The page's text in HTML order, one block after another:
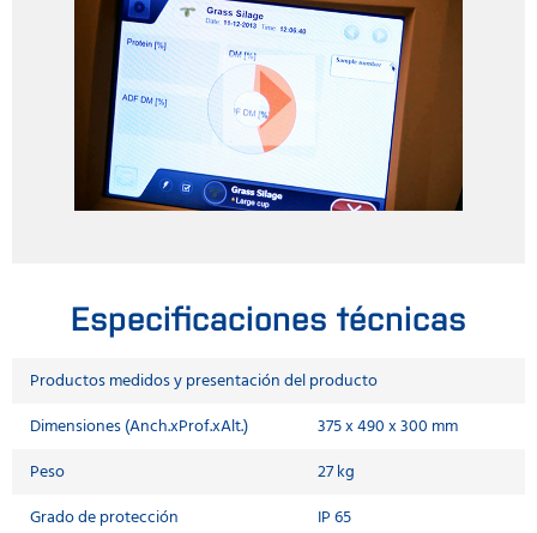
Especificaciones técnicas
Productos medidos y presentación del producto
Dimensiones (Anch.xProf.xAlt.)
375 x 490 x 300 mm
Peso
27 kg
Grado de protección
IP 65